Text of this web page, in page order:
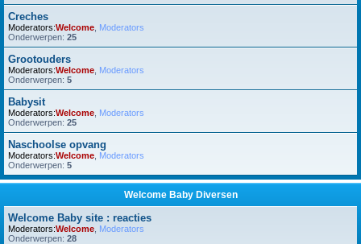
Creches
Moderators:Welcome Moderators
Onderwerpen: 25
Grootouders
Moderators:Welcome Moderators
Onderwerpen: 5
Babysit
Moderators:Welcome Moderators
Onderwerpen: 25
Naschoolse opvang
Moderators:Welcome Moderators
Onderwerpen: 5
Welcome Baby Diversen
Welcome Baby site : reacties
Moderators:Welcome Moderators
Onderwerpen: 28